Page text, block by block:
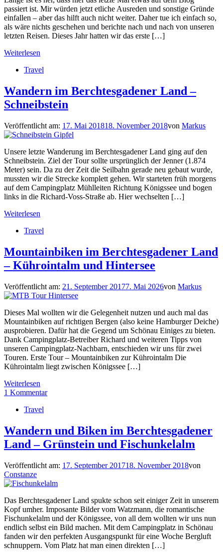
passiert ist. Mir würden jetzt etliche Ausreden und sonstige Gründe
einfallen – aber das hilft auch nicht weiter. Daher tue ich einfach so,
als wäre nichts geschehen und berichte nach und nach von unseren
letzten Reisen. Dieses Jahr hatten wir das erste […]
Weiterlesen
Travel
Wandern im Berchtesgadener Land –
Schneibstein
Veröffentlicht am: 17. Mai 201818. November 2018von Markus
Unsere letzte Wanderung im Berchtesgadener Land ging auf den
Schneibstein. Ziel der Tour sollte ursprünglich der Jenner (1.874
Meter) sein. Da zu der Zeit die Seilbahn gerade neu gebaut wurde,
mussten wir die Strecke komplett gehen. Wir starteten früh morgens
auf dem Campingplatz Mühlleiten Richtung Königssee und bogen
links in die Richard-Voss-Straße ab. Hier wechselten […]
Weiterlesen
Travel
Mountainbiken im Berchtesgadener Land
– Kührointalm und Hintersee
Veröffentlicht am: 21. September 20177. Mai 2026von Markus
Dieses Mal wollten wir die Gelegenheit nutzen und auch mal das
Mountainbiken auf richtigen Bergen (also keine Hamburger Deiche)
ausprobieren. Dafür hat die Gegend um Schönau Einiges zu bieten.
Dank Campingplatz-Betreiber Richard und weiteren Tipps von
unseren Campingplatz-Nachbarn, entschieden wir uns für zwei
Touren. Erste Tour – Mountainbiken zur Kührointalm Die
Kührointalm liegt zwischen Königssee […]
Weiterlesen
1 Kommentar
Travel
Wandern und Biken im Berchtesgadener
Land – Grünstein und Fischunkelalm
Veröffentlicht am: 17. September 201718. November 2018von
Constanze
Das Berchtesgadener Land spukte schon seit einiger Zeit in unserem
Kopf umher. Imposante Bilder vom Watzmann, die romantische
Fischunkelalm und der Königssee, von all dem wollten wir uns nun
endlich selbst ein Bild machen. Mit dem Campingplatz in Schönau
fanden wir den perfekten Ausgangspunkt für eine Woche Bergluft
schnuppern. Vom Platz hat man einen direkten […]